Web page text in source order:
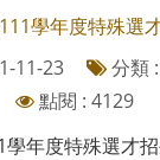
學年度特殊選
11-23
分類 :
點閱 : 4129
年度特殊選才